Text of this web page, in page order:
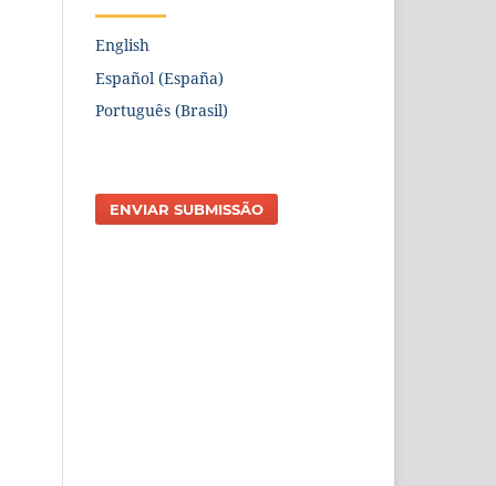
English
Español (España)
Português (Brasil)
ENVIAR SUBMISSÃO